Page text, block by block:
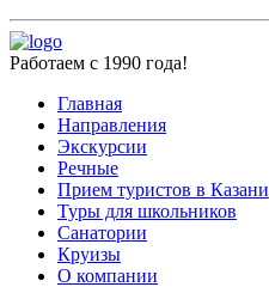
Работаем с 1990 года!
Главная
Направления
Экскурсии
Речные
Прием туристов в Казани
Туры для школьников
Санатории
Круизы
О компании